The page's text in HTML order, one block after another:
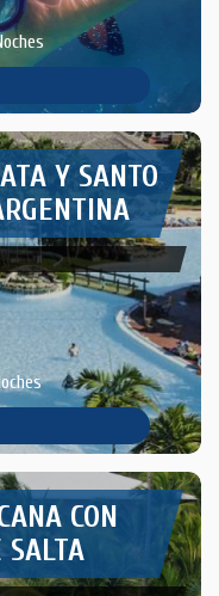
Y SANTO
CON
SALTA